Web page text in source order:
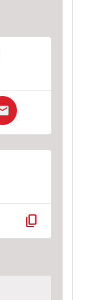
content_copy